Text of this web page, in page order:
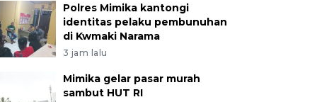
Polres Mimika kantongi
identitas pelaku pembunuhan
di Kwmaki Narama
3 jam lalu
Mimika gelar pasar murah
sambut HUT RI